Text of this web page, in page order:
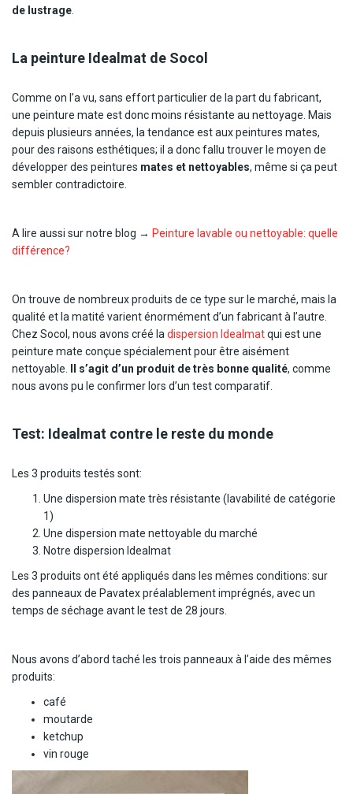
de lustrage
La peinture Idealmat de Socol
Comme on l’a vu, sans effort particulier de la part du fabricant,
une peinture mate est donc moins résistante au nettoyage. Mais
depuis plusieurs années, la tendance est aux peintures mates,
pour des raisons esthétiques; il a donc fallu trouver le moyen de
développer des peintures mates et nettoyables, même si ça peut
sembler contradictoire.
A lire aussi sur notre blog → Peinture lavable ou nettoyable: quelle
différence?
On trouve de nombreux produits de ce type sur le marché, mais la
qualité et la matité varient énormément d’un fabricant à l’autre.
Chez Socol, nous avons créé la dispersion Idealmatqui est une
peinture mate conçue spécialement pour être aisément
nettoyable.
Il s’agit d’un produit de très bonne qualité, comme
nous avons pu le confirmer lors d’un test comparatif.
Test: Idealmat contre le reste du monde
Les 3 produits testés sont:
Une dispersion mate très résistante (lavabilité de catégorie
1)
Une dispersion mate nettoyable du marché
Notre dispersion Idealmat
Les 3 produits ont été appliqués dans les mêmes conditions: sur
des panneaux de Pavatex préalablement imprégnés, avec un
temps de séchage avant le test de 28 jours.
Nous avons d’abord taché les trois panneaux à l’aide des mêmes
produits:
café
moutarde
ketchup
vin rouge